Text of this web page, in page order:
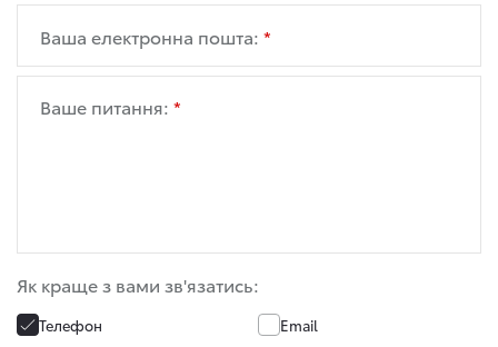
Ваша електронна пошта:
Ваше питання:
Як краще з вами зв'язатись:
Телефон
Email